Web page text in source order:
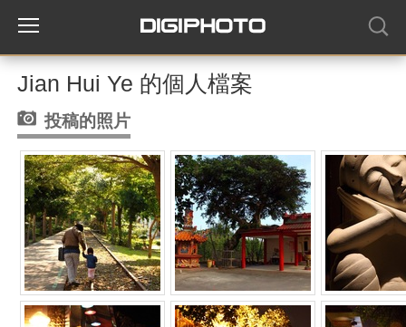
Jian Hui Ye 的個人檔案
投稿的照片